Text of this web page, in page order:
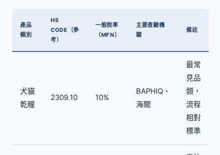
產品
類別
HS
CODE（參
考）
一般稅率
（MFN）
主要查驗機
關
備註
犬貓
乾糧
2309.10 10%
BAPHIQ、
海關
最常
見品
類，
流程
相對
標準